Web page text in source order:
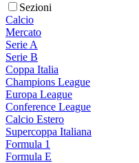
Sezioni
Calcio
Mercato
Serie A
Serie B
Coppa Italia
Champions League
Europa League
Conference League
Calcio Estero
Supercoppa Italiana
Formula 1
Formula E